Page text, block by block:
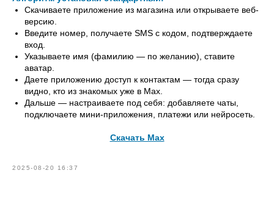
Скачиваете приложение из магазина или открываете веб-
версию.
Введите номер, получаете SMS с кодом, подтверждаете
вход.
Указываете имя (фамилию — по желанию), ставите
аватар.
Даете приложению доступ к контактам — тогда сразу
видно, кто из знакомых уже в Max.
Дальше — настраиваете под себя: добавляете чаты,
подключаете мини-приложения, платежи или нейросеть.
Скачать Max
2025-08-20 16:37